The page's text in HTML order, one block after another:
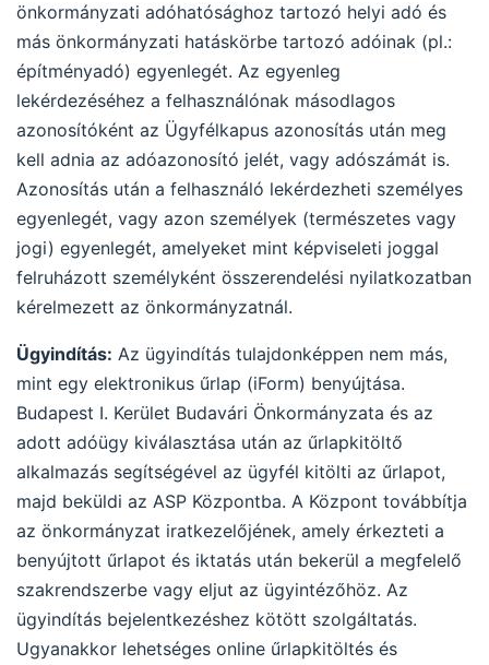
önkormányzati adóhatósághoz tartozó helyi adó és
más önkormányzati hatáskörbe tartozó adóinak (pl.:
építményadó) egyenlegét. Az egyenleg
lekérdezéséhez a felhasználónak másodlagos
azonosítóként az Ügyfélkapus azonosítás után meg
kell adnia az adóazonosító jelét, vagy adószámát is.
Azonosítás után a felhasználó lekérdezheti személyes
egyenlegét, vagy azon személyek (természetes vagy
jogi) egyenlegét, amelyeket mint képviseleti joggal
felruházott személyként összerendelési nyilatkozatban
kérelmezett az önkormányzatnál.
Ügyindítás: Az ügyindítás tulajdonképpen nem más,
mint egy elektronikus űrlap (iForm) benyújtása.
Budapest I. Kerület Budavári Önkormányzata és az
adott adóügy kiválasztása után az űrlapkitöltő
alkalmazás segítségével az ügyfél kitölti az űrlapot,
majd beküldi az ASP Központba. A Központ továbbítja
az önkormányzat iratkezelőjének, amely érkezteti a
benyújtott űrlapot és iktatás után bekerül a megfelelő
szakrendszerbe vagy eljut az ügyintézőhöz. Az
ügyindítás bejelentkezéshez kötött szolgáltatás.
Ugyanakkor lehetséges online űrlapkitöltés és